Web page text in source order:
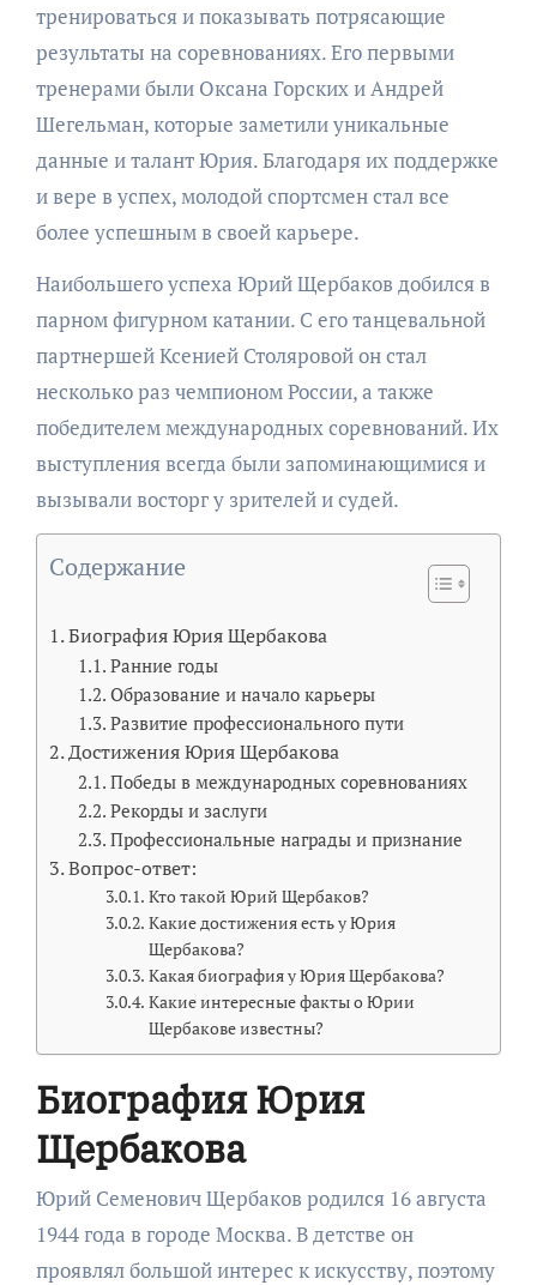
тренироваться и показывать потрясающие
результаты на соревнованиях. Его первыми
тренерами были Оксана Горских и Андрей
Шегельман, которые заметили уникальные
данные и талант Юрия. Благодаря их поддержке
и вере в успех, молодой спортсмен стал все
более успешным в своей карьере.
Наибольшего успеха Юрий Щербаков добился в
парном фигурном катании. С его танцевальной
партнершей Ксенией Столяровой он стал
несколько раз чемпионом России, а также
победителем международных соревнований. Их
выступления всегда были запоминающимися и
вызывали восторг у зрителей и судей.
Содержание
Биография Юрия Щербакова
Ранние годы
Образование и начало карьеры
Развитие профессионального пути
Достижения Юрия Щербакова
Победы в международных соревнованиях
Рекорды и заслуги
Профессиональные награды и признание
Вопрос-ответ:
Кто такой Юрий Щербаков?
Какие достижения есть у Юрия
Щербакова?
Какая биография у Юрия Щербакова?
Какие интересные факты о Юрии
Щербакове известны?
Биография Юрия
Щербакова
Юрий Семенович Щербаков родился 16 августа
1944 года в городе Москва. В детстве он
проявлял большой интерес к искусству, поэтому